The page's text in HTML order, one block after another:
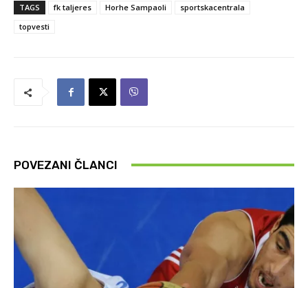
TAGS fk taljeres Horhe Sampaoli
sportskacentrala
topvesti
POVEZANI ČLANCI